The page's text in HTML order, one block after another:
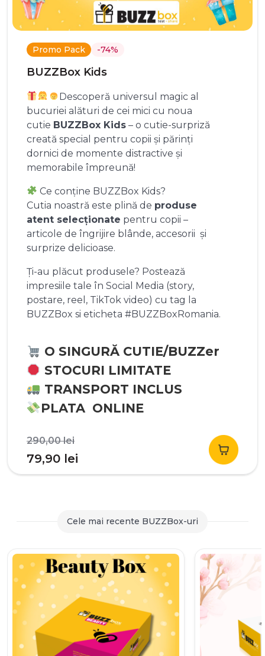
Promo Pack -74%
BUZZBox Kids
Descoperă universul magic al
bucuriei alături de cei mici cu noua
cutie BUZZBox Kids – o cutie-surpriză
creată special pentru copii și părinți
dornici de momente distractive și
memorabile împreună!
Ce conține BUZZBox Kids?
Cutia noastră este plină de produse
atent selecționate pentru copii –
articole de îngrijire blânde, accesorii și
surprize delicioase.
Ți-au plăcut produsele? Postează
impresiile tale în Social Media (story,
postare, reel, TikTok video) cu tag la
BUZZBox si eticheta #BUZZBoxRomania.
O SINGURĂ CUTIE/BUZZer
STOCURI LIMITATE
TRANSPORT INCLUS
PLATA ONLINE
290,00leiPrețul
inițial
a
290,00 lei.
79,90 lei
curent
79,90 lei.
Cele mai recente BUZZBox-uri